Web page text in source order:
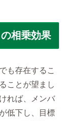
相乗効果
も存在するこ
ことが望まし
れば、メンバ
低下し、目標